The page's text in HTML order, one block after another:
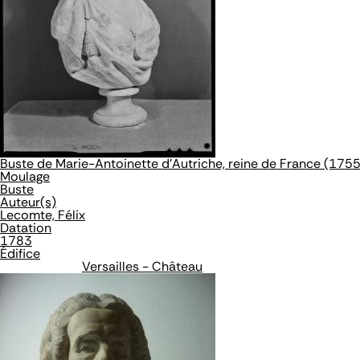
Buste de Marie-Antoinette d'Autriche, reine de France
Moulage
Buste
Auteur(s)
Lecomte, Félix
Datation
1783
Édifice
Versailles - Château